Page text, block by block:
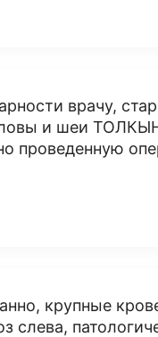
врачу,
и шеи
проведенную
крупные
слева,